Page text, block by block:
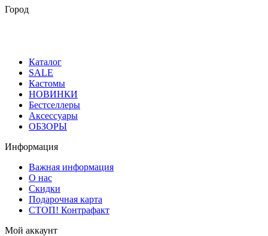
Город
Каталог
SALE
Кастомы
НОВИНКИ
Бестселлеры
Аксессуары
ОБЗОРЫ
Информация
Важная информация
О нас
Скидки
Подарочная карта
СТОП! Контрафакт
Мой аккаунт